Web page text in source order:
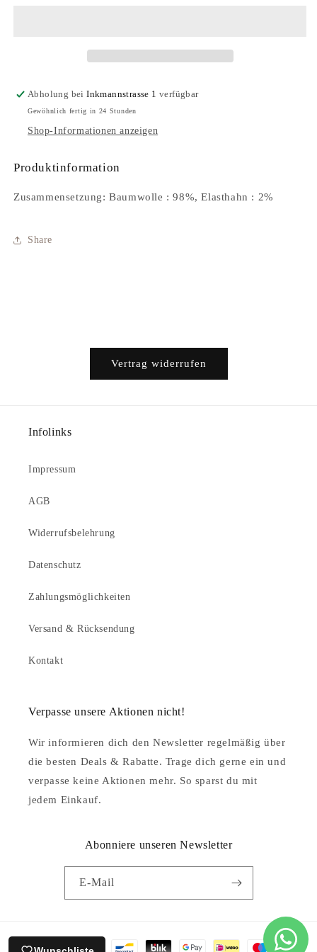
Abholung beiInkmannstrasse 1 verfügbar
Gewöhnlich fertig in 24 Stunden
Shop-Informationen anzeigen
Produktinformation
Zusammensetzung: Baumwolle : 98%, Elasthahn : 2%
Share
Vertrag widerrufen
Infolinks
Impressum
AGB
Widerrufsbelehrung
Datenschutz
Zahlungsmöglichkeiten
Versand & Rücksendung
Kontakt
Verpasse unsere Aktionen nicht!
Wir informieren dich den Newsletter regelmäßig über
die besten Deals & Rabatte. Trage dich gerne ein und
verpasse keine Aktionen mehr. So sparst du mit
jedem Einkauf.
Abonniere unseren Newsletter
E-Mail
Zahlungsmethoden
Anmeldung erforderlich
zu Ihrer Wunschliste hinzuzufügen und Ihre zuvor